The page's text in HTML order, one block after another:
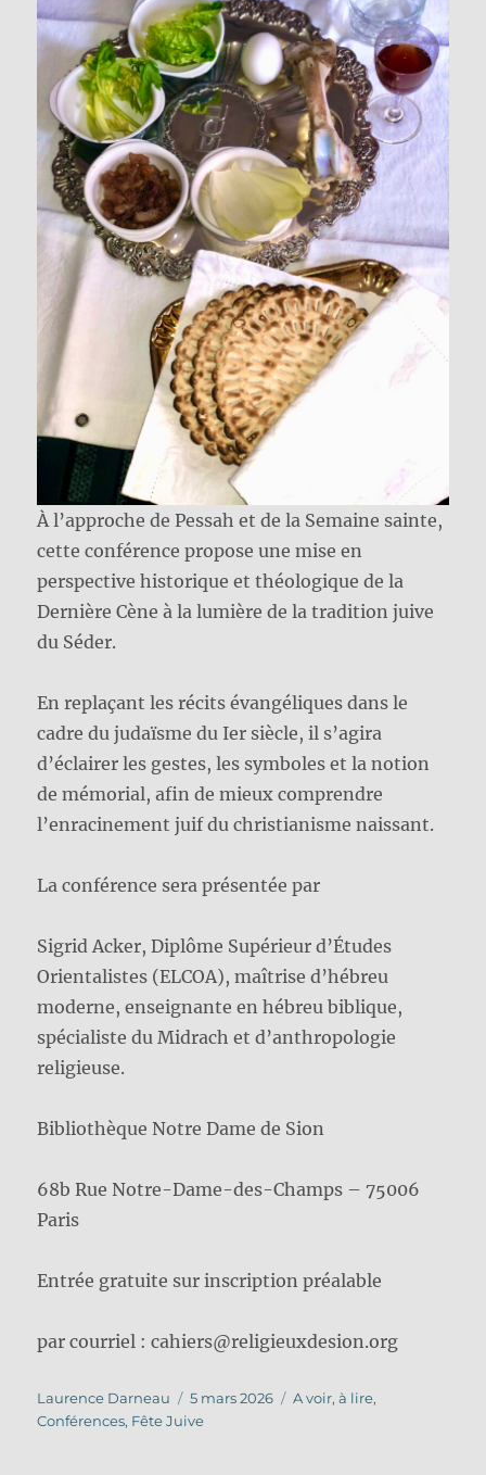
À l’approche de Pessah et de la Semaine sainte,
cette conférence propose une mise en
perspective historique et théologique de la
Dernière Cène à la lumière de la tradition juive
du Séder.
En replaçant les récits évangéliques dans le
cadre du judaïsme du Ier siècle, il s’agira
d’éclairer les gestes, les symboles et la notion
de mémorial, afin de mieux comprendre
l’enracinement juif du christianisme naissant.
La conférence sera présentée par
Sigrid Acker, Diplôme Supérieur d’Études
Orientalistes (ELCOA), maîtrise d’hébreu
moderne, enseignante en hébreu biblique,
spécialiste du Midrach et d’anthropologie
religieuse.
Bibliothèque Notre Dame de Sion
68b Rue Notre-Dame-des-Champs – 75006
Paris
Entrée gratuite sur inscription préalable
par courriel : cahiers@religieuxdesion.org
Auteur
Laurence Darneau
Publié
le
5 mars 2026 Catégories
A voir, à lire,
Conférences, Fête Juive